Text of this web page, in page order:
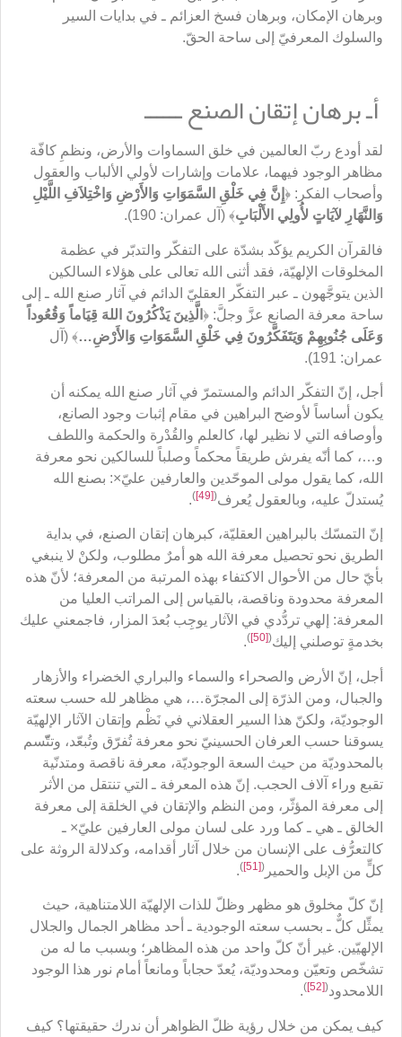
وبرهان الإمكان، وبرهان فسخ العزائم ـ في بدايات السير
والسلوك المعرفيّ إلى ساحة الحقّ.
أـ برهان إتقان الصنع ــــــ
لقد أودع ربّ العالمين في خلق السماوات والأرض، ونظمِ كافّة
مظاهر الوجود فيهما، علامات وإشارات لأولي الألباب والعقول
وأصحاب الفكر: ﴿ إِنَّ فِي خَلْقِ السَّمَوَاتِ وَالأَرْضِ وَاخْتِلاَفِ اللَّيْلِ
وَالنَّهَارِ لآيَاتٍ لأُولِي الأَلْبَابِ﴾ (آل عمران: 190).
فالقرآن الكريم يؤكّد بشدّة على التفكّر والتدبّر في عظمة
المخلوقات الإلهيّة، فقد أثنى الله تعالى على هؤلاء السالكين
الذين يتوجَّهون ـ عبر التفكّر العقليّ الدائم في آثار صنع الله ـ إلى
ساحة معرفة الصانع عزَّ وجلَّ: ﴿ الَّذِينَ يَذْكُرُونَ اللهَ قِيَاماً وَقُعُوداً
وَعَلَى جُنُوبِهِمْ وَيَتَفَكَّرُونَ فِي خَلْقِ السَّمَوَاتِ وَالأَرْضِ…﴾ (آل
عمران: 191).
أجل، إنّ التفكّر الدائم والمستمرّ في آثار صنع الله يمكنه أن
يكون أساساً لأوضح البراهين في مقام إثبات وجود الصانع،
وأوصافه التي لا نظير لها، كالعلم والقُدْرة والحكمة واللطف
و…، كما أنّه يفرش طريقاً محكماً وصلباً للسالكين نحو معرفة
الله، كما يقول مولى الموحّدين والعارفين عليّ×: بصنع الله
يُستدلّ عليه، وبالعقول يُعرف(
[49]
)
.
إنّ التمسّك بالبراهين العقليّة، كبرهان إتقان الصنع، في بداية
الطريق نحو تحصيل معرفة الله هو أمرٌ مطلوب، ولكنْ لا ينبغي
بأيّ حال من الأحوال الاكتفاء بهذه المرتبة من المعرفة؛ لأنّ هذه
المعرفة محدودة وناقصة، بالقياس إلى المراتب العليا من
المعرفة: إلهي تردُّدي في الآثار يوجِب بُعدَ المزار، فاجمعني عليك
بخدمةٍ توصلني إليك(
[50]
)
.
أجل، إنّ الأرض والصحراء والسماء والبراري الخضراء والأزهار
والجبال، ومن الذرّة إلى المجرّة…، هي مظاهر لله حسب سعته
الوجوديّة، ولكنّ هذا السير العقلاني في نَظْم وإتقان الآثار الإلهيّة
يسوقنا حسب العرفان الحسينيّ نحو معرفة تُفرّق وتُبعّد، وتتّّسم
بالمحدوديّة من حيث السعة الوجوديّة، معرفة ناقصة ومتدنّية
تقبع وراء آلاف الحجب. إنّ هذه المعرفة ـ التي تنتقل من الأثر
إلى معرفة المؤثّر، ومن النظم والإتقان في الخلقة إلى معرفة
الخالق ـ هي ـ كما ورد على لسان مولى العارفين عليّ× ـ
كالتعرُّف على الإنسان من خلال آثار أقدامه، وكدلالة الروثة على
كلٍّ من الإبل والحمير (
[51]
)
.
إنّ كلّ مخلوق هو مظهر وظلّ للذات الإلهيّة اللامتناهية، حيث
يمثِّل كلٌّ ـ بحسب سعته الوجودية ـ أحد مظاهر الجمال والجلال
الإلهيّين. غير أنّ كلّ واحد من هذه المظاهر؛ وبسبب ما له من
تشخّص وتعيّن ومحدوديّة، يُعدّ حجاباً ومانعاً أمام نور هذا الوجود
اللامحدود(
[52]
)
.
كيف يمكن من خلال رؤية ظلّ الظواهر أن ندرك حقيقتها؟ كيف